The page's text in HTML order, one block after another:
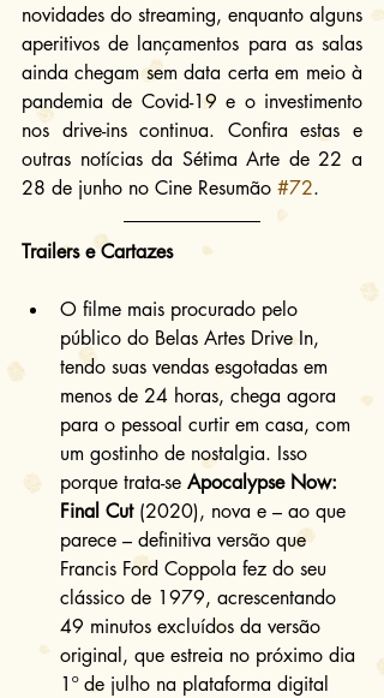
novidades do streaming, enquanto alguns
aperitivos de lançamentos para as salas
ainda chegam sem data certa em meio à
pandemia de Covid-19 e o investimento
nos drive-ins continua. Confira estas e
outras notícias da Sétima Arte de 22 a
28 de junho no Cine Resumão #72.
Trailers e Cartazes
O filme mais procurado pelo
público do Belas Artes Drive In,
tendo suas vendas esgotadas em
menos de 24 horas, chega agora
para o pessoal curtir em casa, com
um gostinho de nostalgia. Isso
porque trata-se Apocalypse Now:
Final Cut (2020), nova e – ao que
parece – definitiva versão que
Francis Ford Coppola fez do seu
clássico de 1979, acrescentando
49 minutos excluídos da versão
original, que estreia no próximo dia
1º de julho na plataforma digital